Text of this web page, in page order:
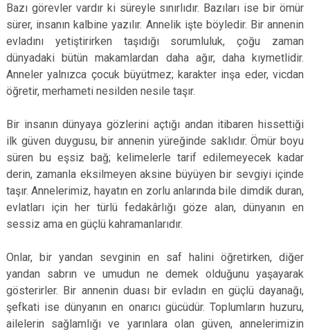
Bazı görevler vardır ki süreyle sınırlıdır. Bazıları ise bir ömür
sürer, insanın kalbine yazılır. Annelik işte böyledir. Bir annenin
evladını yetiştirirken taşıdığı sorumluluk, çoğu zaman
dünyadaki bütün makamlardan daha ağır, daha kıymetlidir.
Anneler yalnızca çocuk büyütmez; karakter inşa eder, vicdan
öğretir, merhameti nesilden nesile taşır.
Bir insanın dünyaya gözlerini açtığı andan itibaren hissettiği
ilk güven duygusu, bir annenin yüreğinde saklıdır. Ömür boyu
süren bu eşsiz bağ; kelimelerle tarif edilemeyecek kadar
derin, zamanla eksilmeyen aksine büyüyen bir sevgiyi içinde
taşır. Annelerimiz, hayatın en zorlu anlarında bile dimdik duran,
evlatları için her türlü fedakârlığı göze alan, dünyanın en
sessiz ama en güçlü kahramanlarıdır.
Onlar, bir yandan sevginin en saf halini öğretirken, diğer
yandan sabrın ve umudun ne demek olduğunu yaşayarak
gösterirler. Bir annenin duası bir evladın en güçlü dayanağı,
şefkati ise dünyanın en onarıcı gücüdür. Toplumların huzuru,
ailelerin sağlamlığı ve yarınlara olan güven, annelerimizin